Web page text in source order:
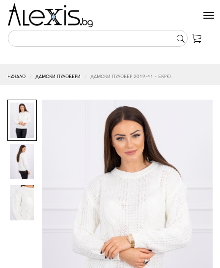
НАЧАЛО ДАМСКИ ПУЛОВЕРИ ДАМСКИ ПУЛОВЕР 2019-41 - ЕКРЮ